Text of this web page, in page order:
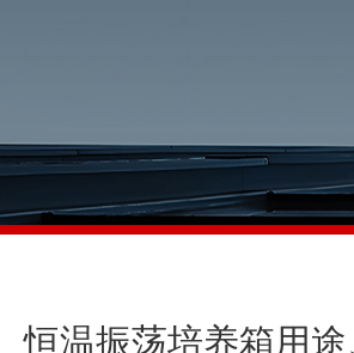
恒温振荡培养箱用